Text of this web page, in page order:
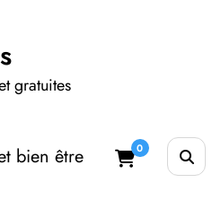
gratuites
bien être 0